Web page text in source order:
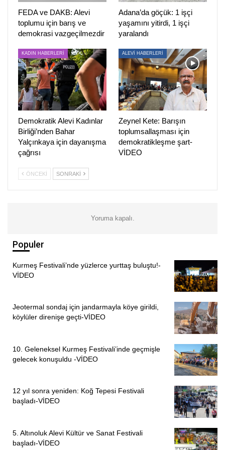
bırakıp, kendimiz üzerine cümle kurduk. Alevi haberciliği
bugün geldiği yer açısından çok değerlidir. Süreklilik
edip gittiğiniz zaman hiçbir yere erişemiyorsunuz. PİRHA
pes etmeyenlerdendir. Sürekliliğinin devam etmesini, başta
kadınlar olmak üzere bu toplumun dilini mikrofonlarına
taşımasını diliyorum. Birçok şeyi de başardı. Bundan
sonrasını da başaracağını düşünüyorum” dedi.
“ALEVİLER ÖLMEDİĞİ SÜRECE ANA AKIM MEDYADA
YER BULMUYOR”
Çilem Küçükkeleş, TV10 sürecine değinirken, “Ajans
meselesini anlayabilmek için biraz habercilik yapmak
görsel basını, Alevi kamuoyunun bilindik, tanındık sosyal
çıkartabiliyorduk. Çünkü Aleviler ölmediği sürece ana akım
diyebileceğimiz özgün gazetecilik yapan kesimler
açısındansa başına bir şey gelmediği sürece ilgi çeken bir
onun dışında “Bu toplum ne yapıyor, bir şey sorduğunuzda
ne söylemek istiyor?” bu çok eksikti” ifadelerini kullandı.
NEREDEYSE KALMADI”
Çilem Küçükkeleş, şunları söyledi:
“Haber yaparken de en büyük hayallerimizden biri “Keşke
bir ajansımız olsaydı.” Çünkü biliyoruz Alevi toplumu
hareketli, sürekli bir gelişme vardı ama haberi yapacak
FEDA ve DAKB: Alevi
toplumu için barış ve
demokrasi vazgeçilmezdir
Adana’da göçük: 1 işçi
yaşamını yitirdi, 1 işçi
yaralandı
KADIN HABERLERİ
Demokratik Alevi Kadınlar
Birliği’nden Bahar
Yalçınkaya için dayanışma
çağrısı
ALEVİ HABERLERİ
Zeynel Kete: Barışın
toplumsallaşması için
demokratikleşme şart-
VİDEO
ÖNCEKI SONRAKI
Yoruma kapalı.
Populer
Kurmeş Festivali’nde yüzlerce yurttaş buluştu!-
VİDEO
Jeotermal sondaj için jandarmayla köye girildi,
köylüler direnişe geçti-VİDEO
10. Geleneksel Kurmeş Festivali’inde geçmişle
gelecek konuşuldu -VİDEO
12 yıl sonra yeniden: Koğ Tepesi Festivali
başladı-VİDEO
5. Altınoluk Alevi Kültür ve Sanat Festivali
başladı-VİDEO